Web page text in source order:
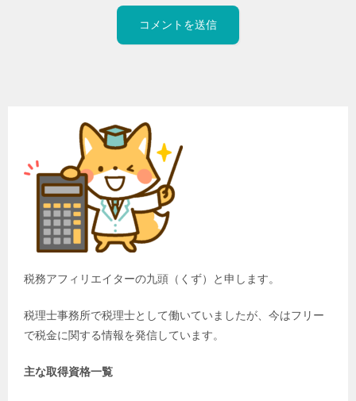
税務アフィリエイターの九頭（くず）と申します。
税理士事務所で税理士として働いていましたが、今はフリー
で税金に関する情報を発信しています。
主な取得資格一覧